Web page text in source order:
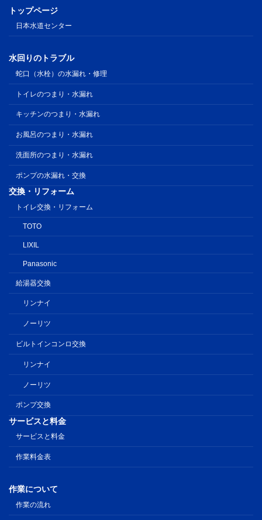
トップページ
日本水道センター
水回りのトラブル
蛇口（水栓）の水漏れ・修理
トイレのつまり・水漏れ
キッチンのつまり・水漏れ
お風呂のつまり・水漏れ
洗面所のつまり・水漏れ
ポンプの水漏れ・交換
交換・リフォーム
トイレ交換・リフォーム
TOTO
LIXIL
Panasonic
給湯器交換
リンナイ
ノーリツ
ビルトインコンロ交換
リンナイ
ノーリツ
ポンプ交換
サービスと料金
サービスと料金
作業料金表
作業について
作業の流れ